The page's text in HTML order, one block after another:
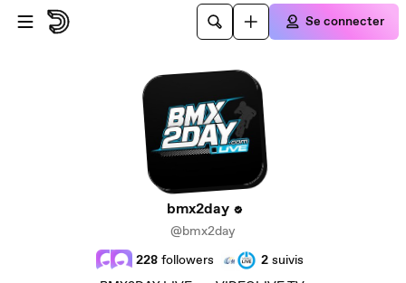
Passer au contenu principal
Se connecter
bmx2day
@bmx2day
228 followers 2 suivis